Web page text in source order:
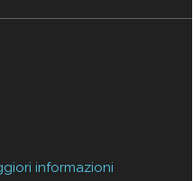
informazioni